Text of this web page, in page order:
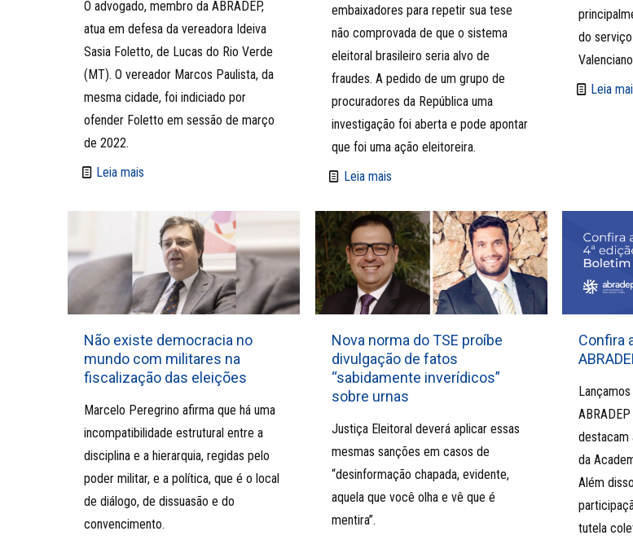
O advogado, membro da ABRADEP,
atua em defesa da vereadora Ideiva
Sasia Foletto, de Lucas do Rio Verde
(MT). O vereador Marcos Paulista, da
mesma cidade, foi indiciado por
ofender Foletto em sessão de março
de 2022.
Leia mais
embaixadores para repetir sua tese
não comprovada de que o sistema
eleitoral brasileiro seria alvo de
fraudes. A pedido de um grupo de
procuradores da República uma
investigação foi aberta e pode apontar
que foi uma ação eleitoreira.
Leia mais
do
Leia
Não existe democracia no
mundo com militares na
fiscalização das eleições
Marcelo Peregrino afirma que há uma
incompatibilidade estrutural entre a
disciplina e a hierarquia, regidas pelo
poder militar, e a política, que é o local
de diálogo, de dissuasão e do
convencimento.
Nova norma do TSE proíbe
divulgação de fatos
“sabidamente inverídicos”
sobre urnas
Justiça Eleitoral deverá aplicar essas
mesmas sanções em casos de
“desinformação chapada, evidente,
aquela que você olha e vê que é
mentira”.
Confira
destacam
da
Além
tutela